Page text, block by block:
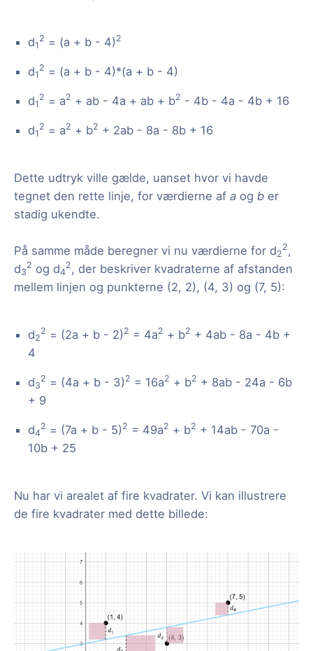
d1
2 = (a + b - 4)2
d1
2 = (a + b - 4)*(a + b - 4)
d1
2 = a2 + ab - 4a + ab + b2 - 4b - 4a - 4b + 16
d1
2 = a2 + b2 + 2ab - 8a - 8b + 16
Dette udtryk ville gælde, uanset hvor vi havde
tegnet den rette linje, for værdierne af a og b er
stadig ukendte.
På samme måde beregner vi nu værdierne for d2
2,
d3
2 og d4
2, der beskriver kvadraterne af afstanden
mellem linjen og punkterne (2, 2), (4, 3) og (7, 5):
d2
2 = (2a + b - 2)2 = 4a2 + b2 + 4ab - 8a - 4b +
4
d3
2 = (4a + b - 3)2 = 16a2 + b2 + 8ab - 24a - 6b
+ 9
d4
2 = (7a + b - 5)2 = 49a2 + b2 + 14ab - 70a -
10b + 25
Nu har vi arealet af fire kvadrater. Vi kan illustrere
de fire kvadrater med dette billede: